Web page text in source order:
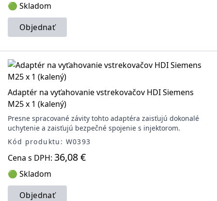
🟢 Skladom
Objednať
Adaptér na vyťahovanie vstrekovačov HDI Siemens
M25 x 1 (kalený)
Presne spracované závity tohto adaptéra zaisťujú dokonalé
uchytenie a zaisťujú bezpečné spojenie s injektorom.
Kód produktu: W0393
Cena s DPH: 36,08 €
🟢 Skladom
Objednať